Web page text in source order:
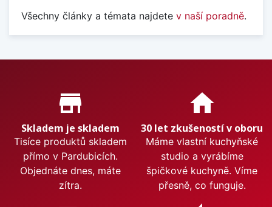
Všechny články a témata najdete v naší poradně.
Proč nakupovat u nás?
store_mall_directory
Skladem je skladem
Tisíce produktů skladem
přímo v Pardubicích.
Objednáte dnes, máte
zítra.
home
30 let zkušeností v oboru
Máme vlastní kuchyňské
studio a vyrábíme
špičkové kuchyně. Víme
přesně, co funguje.